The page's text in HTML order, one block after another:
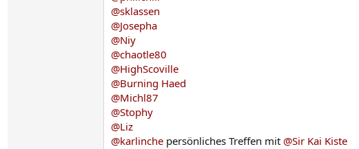
@sklassen
@Josepha
@Niy
@chaotle80
@HighScoville
@Burning Haed
@Michl87
@Stophy
@Liz
@karlinche persönliches Treffen mit @Sir Kai Kiste